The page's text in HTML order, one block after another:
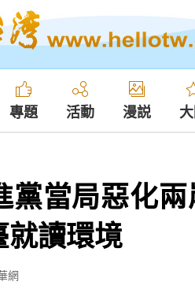
專題 活動 漫説
黨當局惡化
就讀環境
網